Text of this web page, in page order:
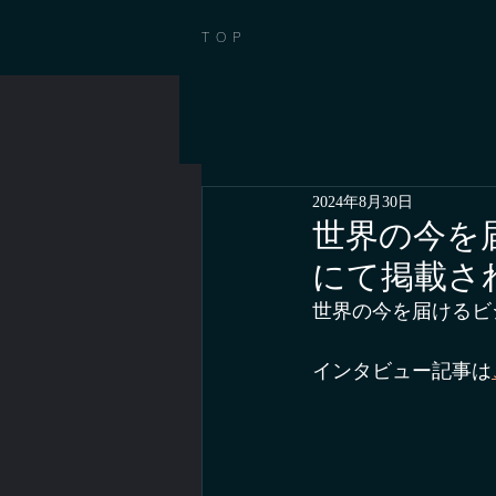
TOP
世界の今を
にて掲載さ
2024年8月30日
世界の今を届ける
インタビュー記事は